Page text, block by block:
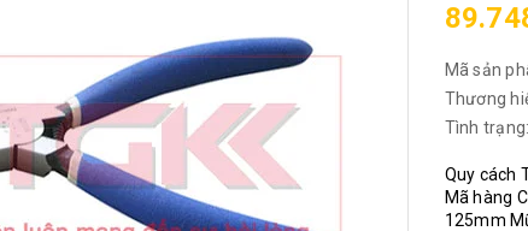
Mã sản
Thương
Tình trạng:
Quy cách
Mã hàng
125mm